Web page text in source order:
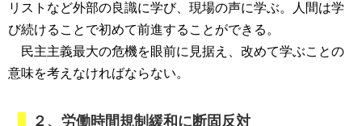
リストなど外部の良識に学び、現場の声に学ぶ。人間は学
び続けることで初めて前進することができる。
民主主義最大の危機を眼前に見据え、改めて学ぶことの
意味を考えなければならない。
２、労働時間規制緩和に断固反対